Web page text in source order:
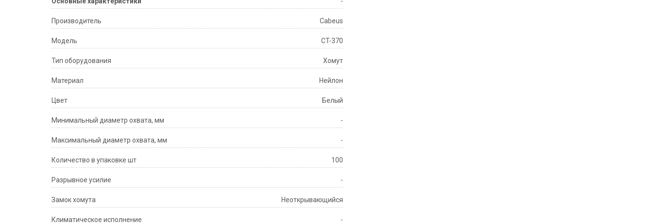
Производитель Cabeus
Модeль CT-370
Тип оборудования Хомут
Материал Нейлон
Цвет Белый
Минимальный диаметр охвата, мм -
Максимальный диаметр охвата, мм -
Количество в упаковке шт 100
Разрывное усилие -
Замок хомута Неоткрывающийся
Климатическое исполнение -